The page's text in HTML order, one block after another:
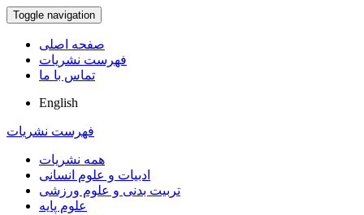
Toggle navigation
صفحه اصلی
فهرست نشریات
تماس با ما
English
فهرست نشریات
همه نشریات
ادبیات و علوم انسانی
تربیت بدنی و علوم ورزشی
علوم پایه